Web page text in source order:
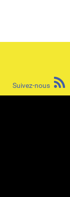
Suivez-nous